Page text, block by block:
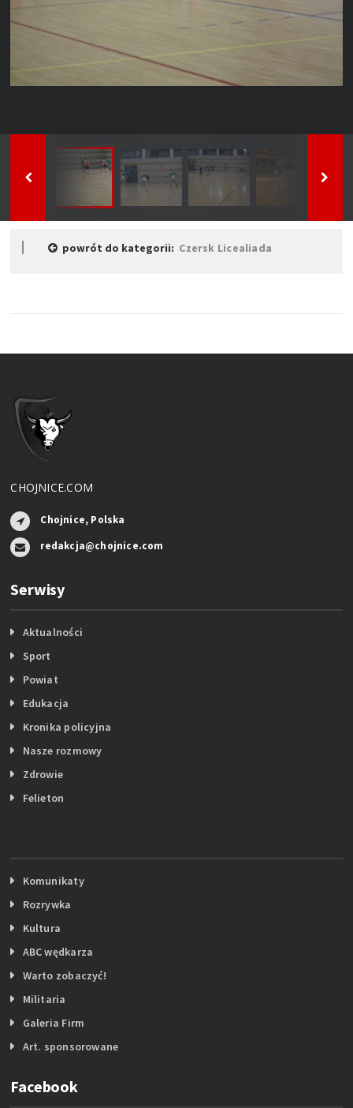
powrót do kategorii: Czersk Licealiada
CHOJNICE.COM
Chojnice, Polska
redakcja@chojnice.com
Serwisy
Aktualności
Sport
Powiat
Edukacja
Kronika policyjna
Nasze rozmowy
Zdrowie
Felieton
Komunikaty
Rozrywka
Kultura
ABC wędkarza
Warto zobaczyć!
Militaria
Galeria Firm
Art. sponsorowane
Facebook